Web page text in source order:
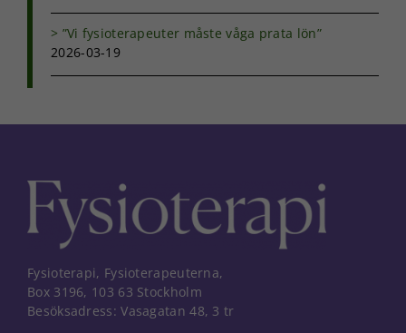
”Vi fysioterapeuter måste våga prata lön”
2026-03-19
Fysioterapi, Fysioterapeuterna,
Box 3196, 103 63 Stockholm
Besöksadress: Vasagatan 48, 3 tr
personligt
anpassat innehåll
och erbjudanden.